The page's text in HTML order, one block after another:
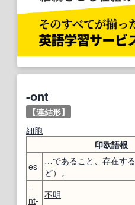
-ont
【連結形】
細胞
印欧語根
es- …であること 存在する
ど）。
-
nt- 不明